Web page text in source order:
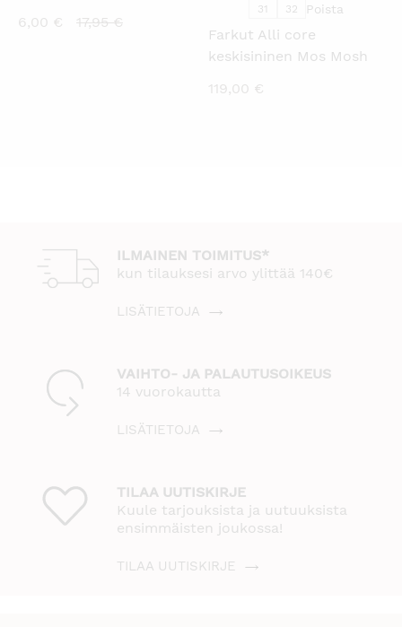
6,00 €
Nykyinen
17,95€Alkuperäinen
31
32 Poista
Farkut Alli core
keskisininen Mos Mosh
119,00 €
ILMAINEN TOIMITUS*
kun tilauksesi arvo ylittää 140€
LISÄTIETOJA
VAIHTO- JA PALAUTUSOIKEUS
14 vuorokautta
LISÄTIETOJA
TILAA UUTISKIRJE
Kuule tarjouksista ja uutuuksista
ensimmäisten joukossa!
TILAA UUTISKIRJE